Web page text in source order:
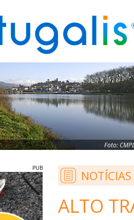
Foto:
NOTÍCIAS
ALTO
PUB